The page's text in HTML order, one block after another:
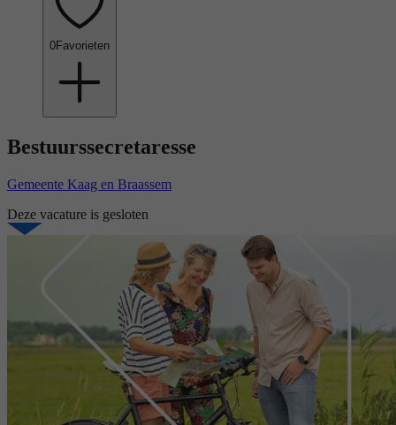
0Favorieten
Bestuurssecretaresse
Gemeente Kaag en Braassem
Deze vacature is gesloten